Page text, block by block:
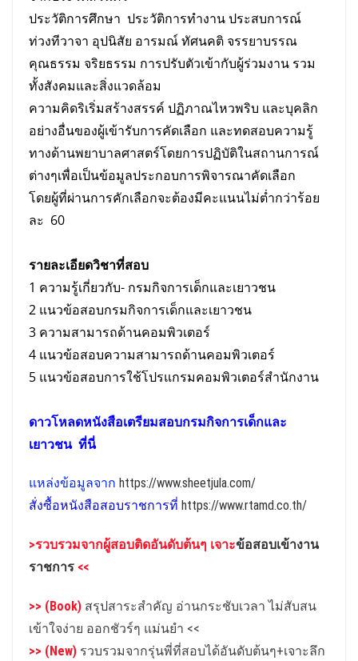
ประวัติการศึกษา ประวัติการทำงาน ประสบการณ์
ท่วงทีวาจา อุปนิสัย อารมณ์ ทัศนคติ จรรยาบรรณ
คุณธรรม จริยธรรม การปรับตัวเข้ากับผู้ร่วมงาน รวม
ทั้งสังคมและสิ่งแวดล้อม
ความคิดริเริ่มสร้างสรรค์ ปฏิภาณไหวพริบ และบุคลิก
อย่างอื่นของผู้เข้ารับการคัดเลือก และทดสอบความรู้
ทางด้านพยาบาลศาสตร์โดยการปฏิบัติในสถานการณ์
ต่างๆเพื่อเป็นข้อมูลประกอบการพิจารณาคัดเลือก
โดยผู้ที่ผ่านการคักเลือกจะต้องมีคะแนนไม่ต่ำกว่าร้อย
ละ 60
รายละเอียดวิชาที่สอบ
1 ความรู้เกี่ยวกับ- กรมกิจการเด็กและเยาวชน
2 แนวข้อสอบกรมกิจการเด็กและเยาวชน
3 ความสามารถด้านคอมพิวเตอร์
4 แนวข้อสอบความสามารถด้านคอมพิวเตอร์
5 แนวข้อสอบการใช้โปรแกรมคอมพิวเตอร์สำนักงาน
ดาวโหลดหนังสือเตรียมสอบกรมกิจการเด็กและ
เยาวชนที่นี่
แหล่งข้อมูลจาก https://www.sheetjula.com/
สั่งซื้อหนังสือสอบราชการที่ https://www.rtamd.co.th/
>รวบรวมจากผู้สอบติดอันดับต้นๆ เจาะข้อสอบเข้างาน
ราชการ <<
>> (Book) สรุปสาระสำคัญ อ่านกระชับเวลา ไม่สับสน
เข้าใจง่าย ออกชัวร์ๆ แม่นยำ <<
>> (New) รวบรวมจากรุ่นพี่ที่สอบได้อันดับต้นๆ+เจาะลึก